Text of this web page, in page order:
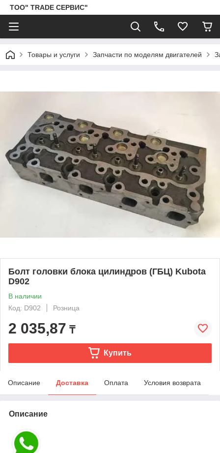
ТОО" TRADE СЕРВИС"
Товары и услуги Запчасти по моделям двигателей
Болт головки блока цилиндров (ГБЦ) Kubota
D902
В наличии
Код: D902
Розница
2 035,87 ₸
Купить
Описание Доставка Оплата Условия возврата
Описание